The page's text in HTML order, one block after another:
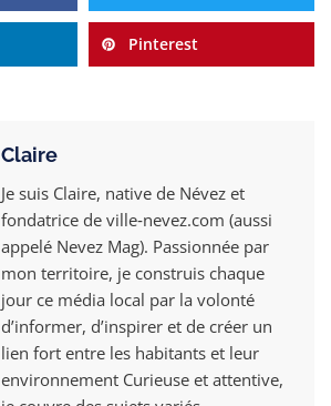
Pinterest
Claire
Je suis Claire, native de Névez et
fondatrice de ville‑nevez.com (aussi
appelé Nevez Mag). Passionnée par
mon territoire, je construis chaque
jour ce média local par la volonté
d’informer, d’inspirer et de créer un
lien fort entre les habitants et leur
environnement Curieuse et attentive,